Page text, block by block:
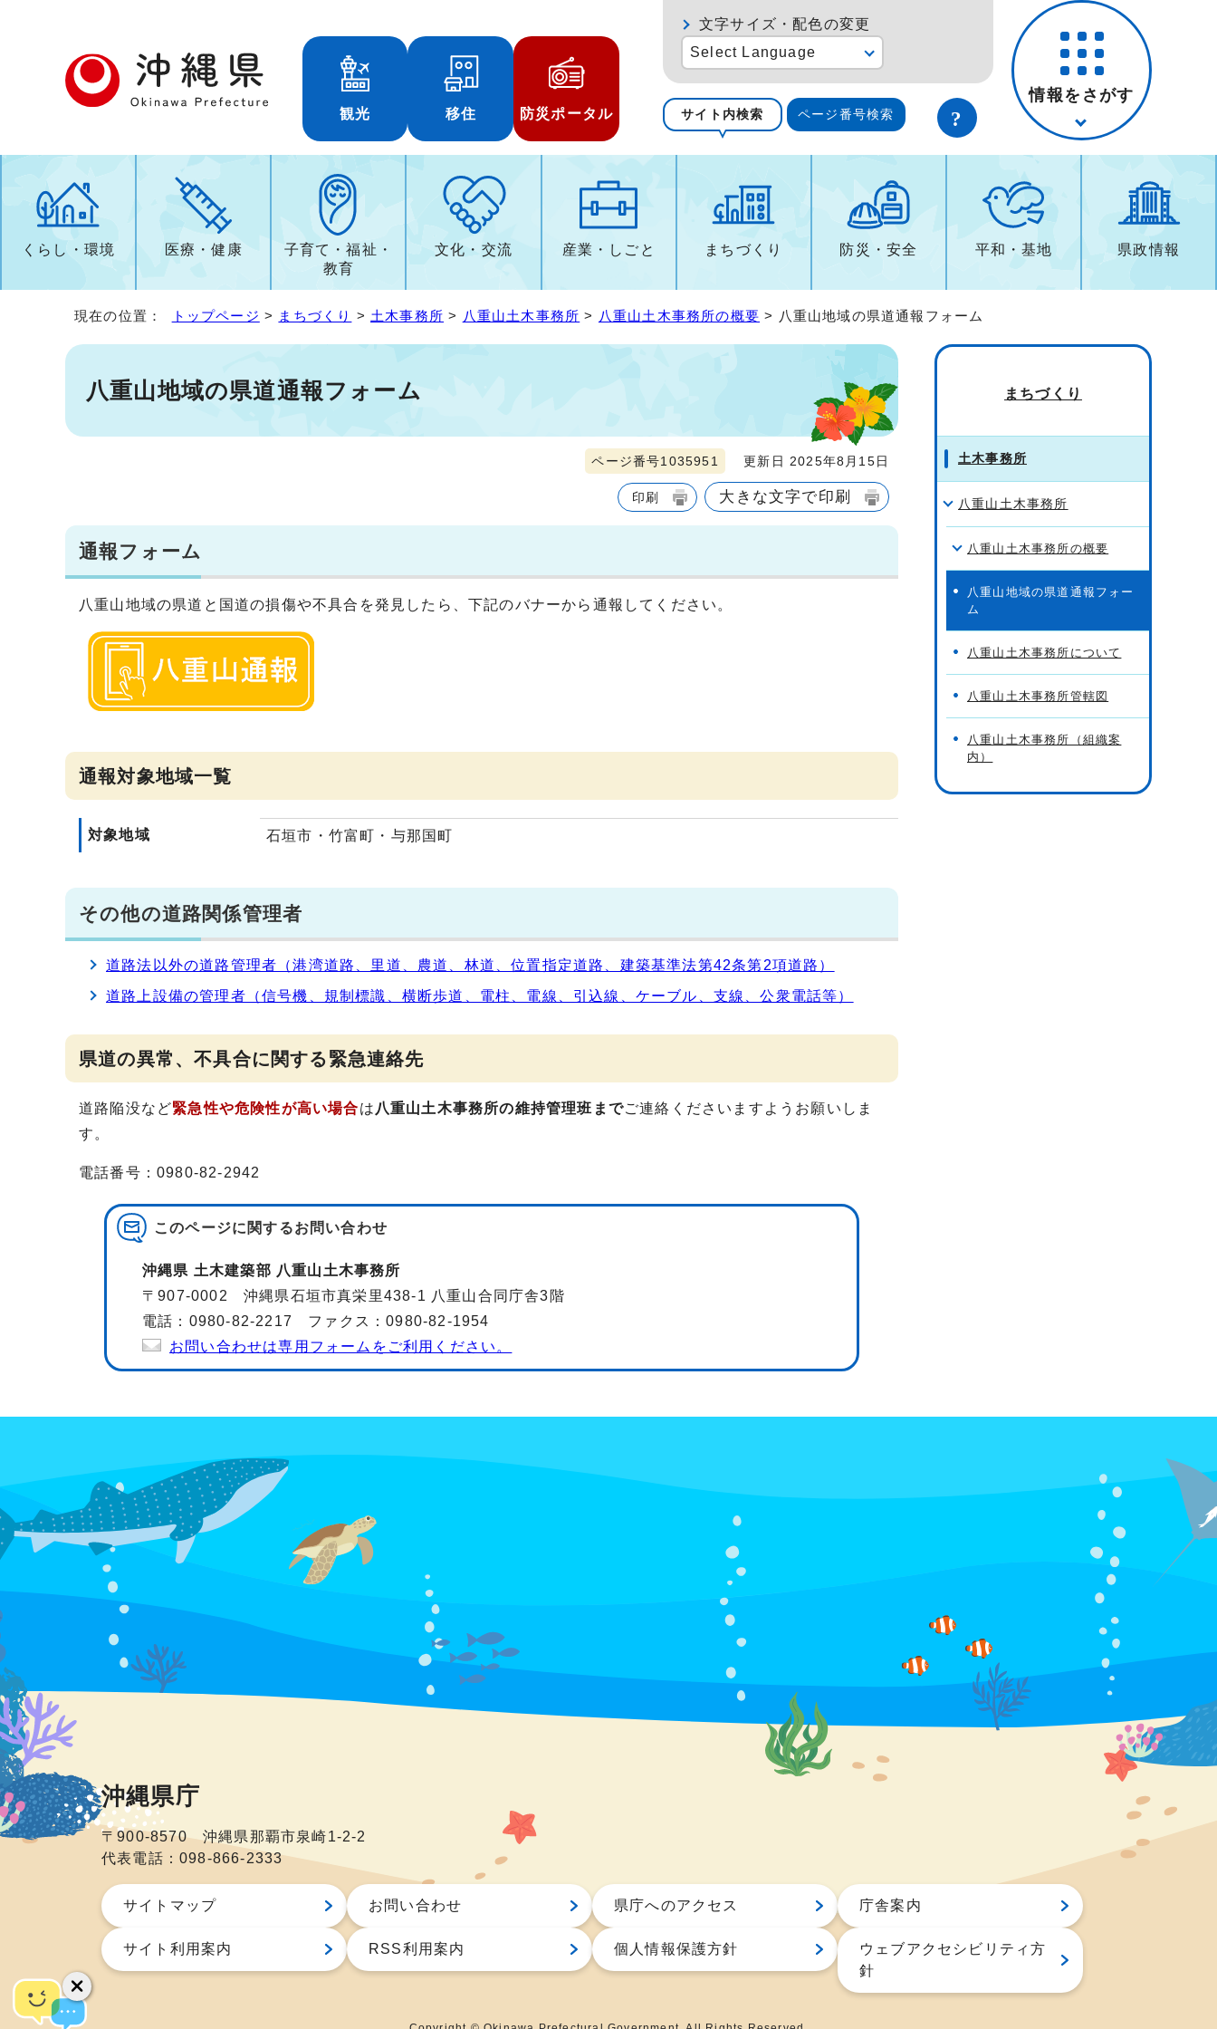
観光 移住 防災ポータル
文字サイズ・配色の変更
Select Language
サイト内検索 ページ番号検索
情報をさがす
くらし・環境 医療・健康
子育て・福祉・
教育
文化・交流 産業・しごと まちづくり 防災・安全 平和・基地 県政情報
現在の位置： トップページ > まちづくり > 土木事務所 > 八重山土木事務所 > 八重山土木事務所の概要 > 八重山地域の県道通報フォーム
八重山地域の県道通報フォーム
ページ番号1035951 更新日 2025年8月15日
印刷 大きな文字で印刷
通報フォーム
八重山地域の県道と国道の損傷や不具合を発見したら、下記のバナーから通報してください。
通報対象地域一覧
対象地域 石垣市・竹富町・与那国町
その他の道路関係管理者
道路法以外の道路管理者（港湾道路、里道、農道、林道、位置指定道路、建築基準法第42条第2項道路）
道路上設備の管理者（信号機、規制標識、横断歩道、電柱、電線、引込線、ケーブル、支線、公衆電話等）
県道の異常、不具合に関する緊急連絡先
道路陥没など緊急性や危険性が高い場合は 八重山土木事務所の維持管理班までご連絡くださいますようお願いしま
す。
電話番号：0980-82-2942
このページに関するお問い合わせ
沖縄県 土木建築部 八重山土木事務所
〒907-0002 沖縄県石垣市真栄里438-1 八重山合同庁舎3階
電話：0980-82-2217 ファクス：0980-82-1954
お問い合わせは専用フォームをご利用ください。
まちづくり
土木事務所
八重山土木事務所
八重山土木事務所の概要
八重山地域の県道通報フォー
ム
八重山土木事務所について
八重山土木事務所管轄図
八重山土木事務所（組織案
内）
沖縄県庁
〒900-8570 沖縄県那覇市泉崎1-2-2
代表電話：098-866-2333
サイトマップ お問い合わせ 県庁へのアクセス 庁舎案内
サイト利用案内 RSS利用案内 個人情報保護方針
ウェブアクセシビリティ方
針